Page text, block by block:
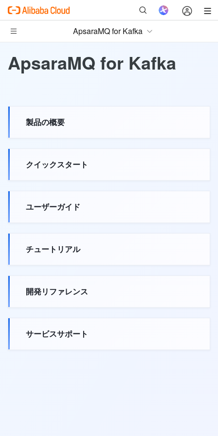
ApsaraMQ for Kafka
ApsaraMQ for Kafka
製品の概要
クイックスタート
ユーザーガイド
チュートリアル
開発リファレンス
サービスサポート